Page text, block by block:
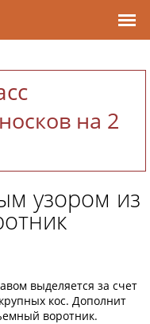
на 2
узором из
выделяется за счет
кос. Дополнит
воротник.